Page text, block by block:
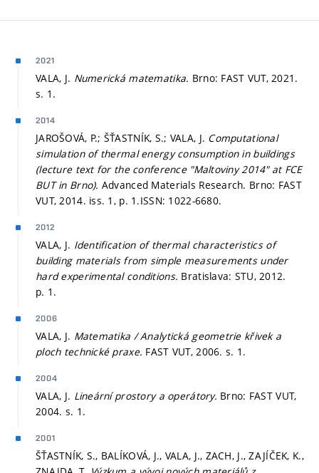
2021
VALA, J. Numerická matematika. Brno: FAST VUT, 2021.
s. 1.
2014
JAROŠOVÁ, P.; ŠŤASTNÍK, S.; VALA, J. Computational
simulation of thermal energy consumption in buildings
(lecture text for the conference "Maltoviny 2014" at FCE
BUT in Brno). Advanced Materials Research. Brno: FAST
VUT, 2014. iss. 1, p. 1.ISSN: 1022-6680.
2012
VALA, J. Identification of thermal characteristics of
building materials from simple measurements under
hard experimental conditions. Bratislava: STU, 2012.
p. 1.
2006
VALA, J. Matematika / Analytická geometrie křivek a
ploch technické praxe. FAST VUT, 2006. s. 1.
2004
VALA, J. Lineární prostory a operátory. Brno: FAST VUT,
2004. s. 1.
2001
ŠŤASTNÍK, S., BALÍKOVÁ, J., VALA, J., ZACH, J., ZAJÍČEK, K.,